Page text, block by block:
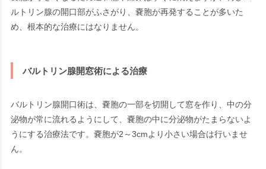
ルトリン腺の開口部がふさがり、嚢胞が再発することが多いた
め、根本的な治療にはなりません。
バルトリン腺開窓術による治療
バルトリン腺開口術は、嚢胞の一部を切開して窓を作り、中の分
泌物が常に流れるようにして、嚢胞の中に分泌物がたまらないよ
うにする治療法です。嚢胞が2～3cmより小さい場合は行いませ
ん。